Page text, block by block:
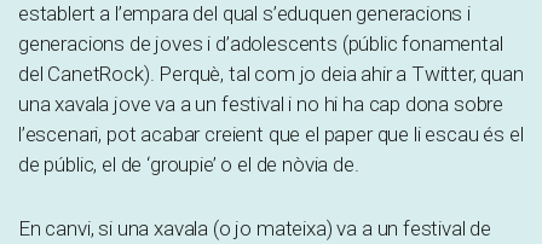
establert a l’empara del qual s’eduquen generacions i
generacions de joves i d’adolescents (públic fonamental
del CanetRock). Perquè, tal com jo deia ahir a Twitter, quan
una xavala jove va a un festival i no hi ha cap dona sobre
l’escenari, pot acabar creient que el paper que li escau és el
de públic, el de ‘groupie’ o el de nòvia de.
En canvi, si una xavala (o jo mateixa) va a un festival de